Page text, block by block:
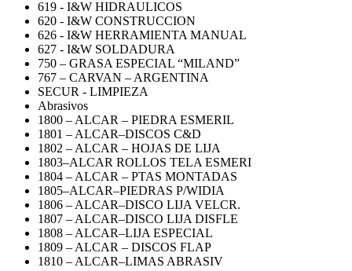
619 - I&W HIDRAULICOS
620 - I&W CONSTRUCCION
626 - I&W HERRAMIENTA MANUAL
627 - I&W SOLDADURA
750 – GRASA ESPECIAL “MILAND”
767 – CARVAN – ARGENTINA
SECUR - LIMPIEZA
Abrasivos
1800 – ALCAR – PIEDRA ESMERIL
1801 – ALCAR–DISCOS C&D
1802 – ALCAR – HOJAS DE LIJA
1803–ALCAR ROLLOS TELA ESMERI
1804 – ALCAR – PTAS MONTADAS
1805–ALCAR–PIEDRAS P/WIDIA
1806 – ALCAR–DISCO LIJA VELCR.
1807 – ALCAR–DISCO LIJA DISFLE
1808 – ALCAR–LIJA ESPECIAL
1809 – ALCAR – DISCOS FLAP
1810 – ALCAR–LIMAS ABRASIV